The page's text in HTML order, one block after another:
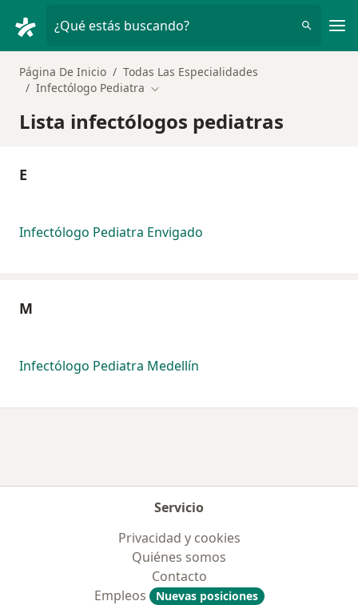
¿Qué estás buscando?
Página De Inicio
Todas Las Especialidades
Infectólogo Pediatra Cambiar de ciudad
Lista infectólogos pediatras
E
Infectólogo Pediatra Envigado
M
Infectólogo Pediatra Medellín
Servicio
Privacidad y cookies
Quiénes somos
Contacto
Empleos
Nuevas posiciones